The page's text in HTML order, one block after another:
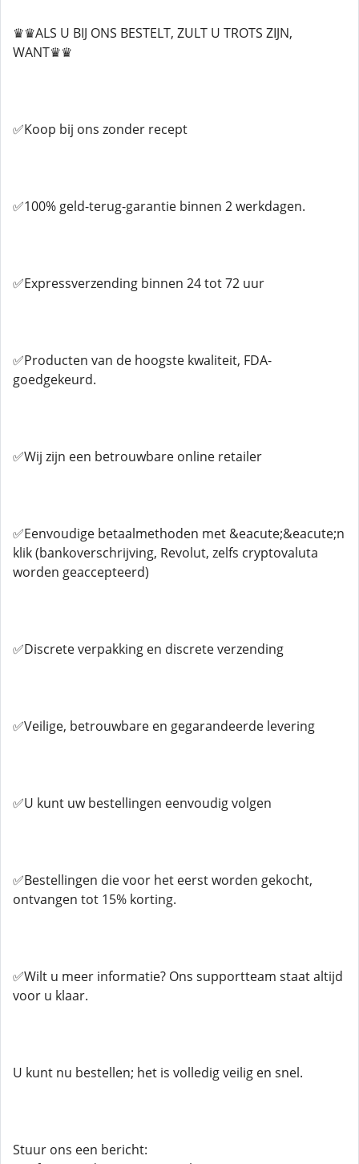
♛♛ALS U BIJ ONS BESTELT, ZULT U TROTS ZIJN,
WANT♛♛
✅Koop bij ons zonder recept
✅100% geld-terug-garantie binnen 2 werkdagen.
✅Expressverzending binnen 24 tot 72 uur
✅Producten van de hoogste kwaliteit, FDA-
goedgekeurd.
✅Wij zijn een betrouwbare online retailer
✅Eenvoudige betaalmethoden met &eacute;&eacute;n
klik (bankoverschrijving, Revolut, zelfs cryptovaluta
worden geaccepteerd)
✅Discrete verpakking en discrete verzending
✅Veilige, betrouwbare en gegarandeerde levering
✅U kunt uw bestellingen eenvoudig volgen
✅Bestellingen die voor het eerst worden gekocht,
ontvangen tot 15% korting.
✅Wilt u meer informatie? Ons supportteam staat altijd
voor u klaar.
U kunt nu bestellen; het is volledig veilig en snel.
Stuur ons een bericht: